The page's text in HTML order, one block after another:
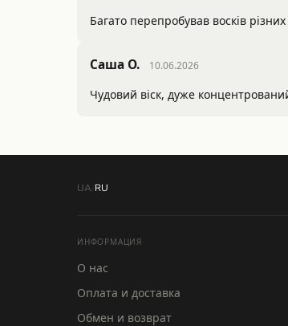
Багато перепробував восків
Саша О. 10.06.2026
Чудовий віск, дуже
UA RU
ИНФОРМАЦИЯ
О нас
Оплата и доставка
Обмен и возврат